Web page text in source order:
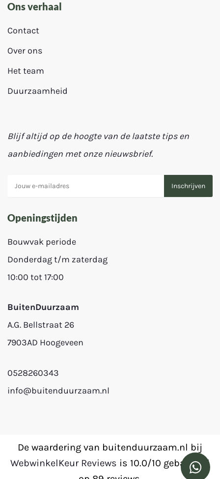
Ons verhaal
Contact
Over ons
Het team
Duurzaamheid
Blijf altijd op de hoogte van de laatste tips en
aanbiedingen met onze nieuwsbrief.
Openingstijden
Bouwvak periode
Donderdag t/m zaterdag
10:00 tot 17:00
BuitenDuurzaam
A.G. Bellstraat 26
7903AD Hoogeveen
0528260343
info@buitenduurzaam.nl
De waardering van buitenduurzaam.nl bij
WebwinkelKeur Reviews is 10.0/10 gebaseerd